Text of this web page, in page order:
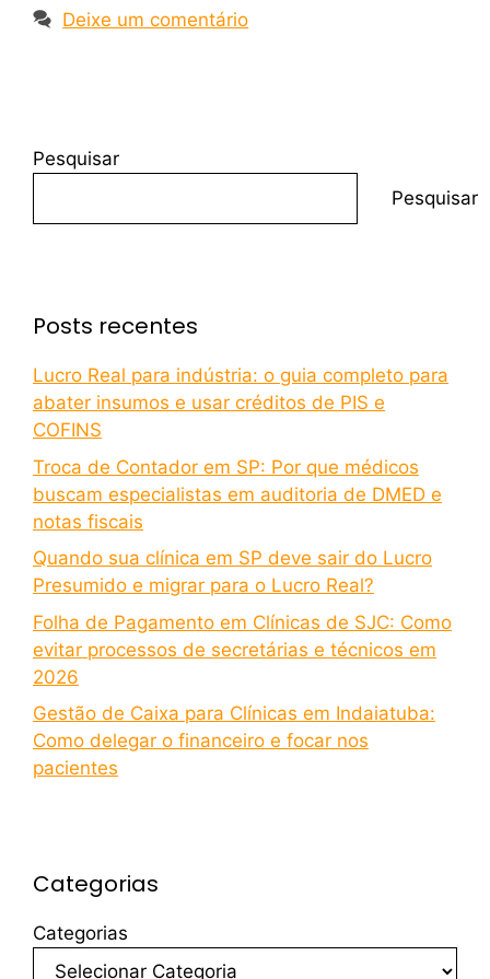
Deixe um comentário
Pesquisar
Pesquisar
Posts recentes
Lucro Real para indústria: o guia completo para
abater insumos e usar créditos de PIS e
COFINS
Troca de Contador em SP: Por que médicos
buscam especialistas em auditoria de DMED e
notas fiscais
Quando sua clínica em SP deve sair do Lucro
Presumido e migrar para o Lucro Real?
Folha de Pagamento em Clínicas de SJC: Como
evitar processos de secretárias e técnicos em
2026
Gestão de Caixa para Clínicas em Indaiatuba:
Como delegar o financeiro e focar nos
pacientes
Categorias
Categorias